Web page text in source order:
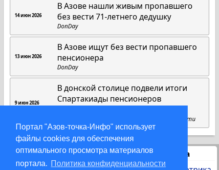
Портал "Азов-точка-Инфо" использует
файлы cookies для обеспечения
оптимального просмотра материалов
портала. Политика конфиденциальности
14 июн 2026
В Азове нашли живым пропавшего
без вести 71-летнего дедушку
DonDay
13 июн 2026
В Азове ищут без вести пропавшего
пенсионера
DonDay
9 июн 2026
В донской столице подвели итоги
Спартакиады пенсионеров
Пресс-служба губернатора Ростовской области
Статистика